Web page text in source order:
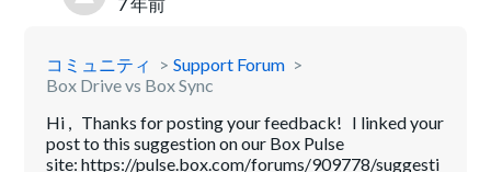
コミュニティ
Support Forum
Box Drive vs Box Sync
Hi , Thanks for posting your feedback! I linked your
post to this suggestion on our Box Pulse
site: https://pulse.box.com/forums/909778/suggesti